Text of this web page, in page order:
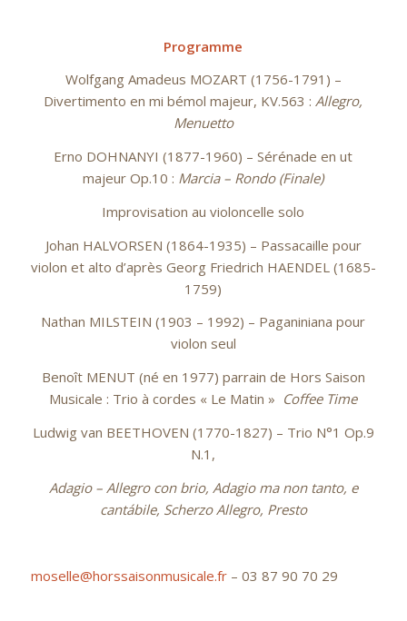
Programme
Wolfgang Amadeus MOZART (1756-1791) –
Divertimento en mi bémol majeur, KV.563 :Allegro,
Menuetto
Erno DOHNANYI (1877-1960) – Sérénade en ut
majeur Op.10 : Marcia – Rondo (Finale)
Improvisation au violoncelle solo
Johan HALVORSEN (1864-1935) – Passacaille pour
violon et alto d’après Georg Friedrich HAENDEL (1685-
1759)
Nathan MILSTEIN (1903 – 1992) – Paganiniana pour
violon seul
Benoît MENUT (né en 1977) parrain de Hors Saison
Musicale : Trio à cordes « Le Matin » Coffee Time
Ludwig van BEETHOVEN (1770-1827) – Trio N°1 Op.9
N.1,
Adagio – Allegro con brio, Adagio ma non tanto, e
cantábile, Scherzo Allegro, Presto
moselle@horssaisonmusicale.fr– 03 87 90 70 29